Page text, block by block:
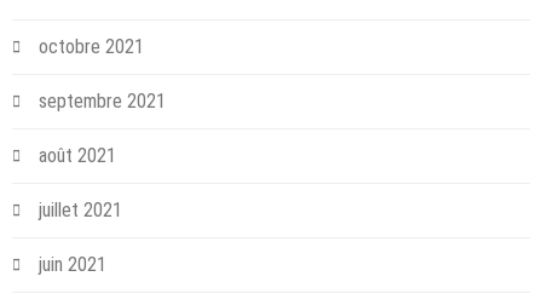
octobre 2021
septembre 2021
août 2021
juillet 2021
juin 2021